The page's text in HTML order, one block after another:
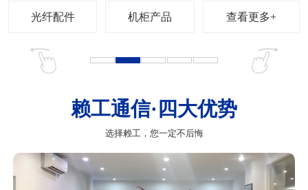
查看更多+
赖工通信·四大优势
选择赖工，您一定不后悔